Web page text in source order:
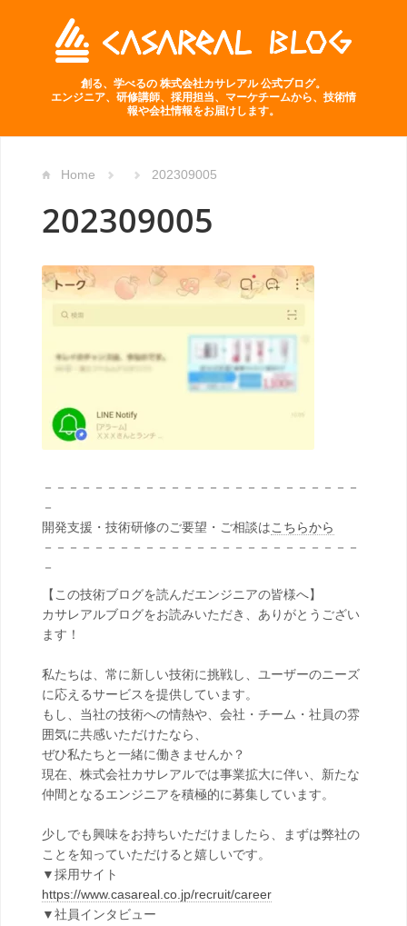
創る、学べるの 株式会社カサレアル 公式ブログ。
エンジニア、研修講師、採用担当、マーケチームから、技術情
報や会社情報をお届けします。
Home 202309005
202309005
－－－－－－－－－－－－－－－－－－－－－－－－－
－
開発支援・技術研修のご要望・ご相談はこちらから
－－－－－－－－－－－－－－－－－－－－－－－－－
－
【この技術ブログを読んだエンジニアの皆様へ】
カサレアルブログをお読みいただき、ありがとうござい
ます！
私たちは、常に新しい技術に挑戦し、ユーザーのニーズ
に応えるサービスを提供しています。
もし、当社の技術への情熱や、会社・チーム・社員の雰
囲気に共感いただけたなら、
ぜひ私たちと一緒に働きませんか？
現在、株式会社カサレアルでは事業拡大に伴い、新たな
仲間となるエンジニアを積極的に募集しています。
少しでも興味をお持ちいただけましたら、まずは弊社の
ことを知っていただけると嬉しいです。
▼採用サイト
https://www.casareal.co.jp/recruit/career
▼社員インタビュー